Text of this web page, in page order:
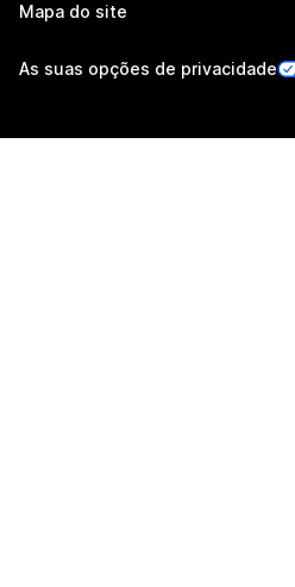
Mapa do site
As suas opções de privacidade